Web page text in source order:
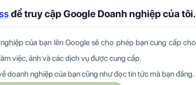
để truy cập Google Doanh nghiệp của tôi.
của bạn lên Google sẽ cho phép bạn cung cấp cho
việc, ảnh và các dịch vụ được cung cấp.
doanh nghiệp của bạn cũng như đọc tin tức mà bạn đăng.